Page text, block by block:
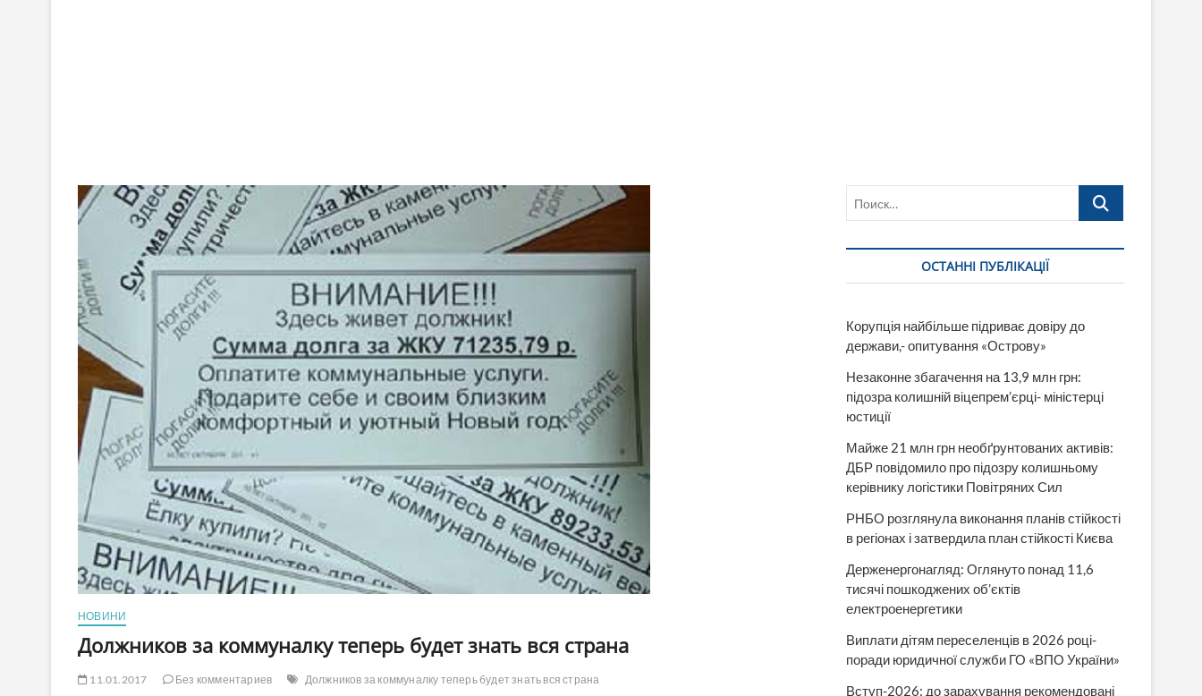
НОВИНИ
Должников за коммуналку теперь будет знать вся страна
11.01.2017 Без комментариев Должников за коммуналку теперь будет знать вся страна
Поиск…
ОСТАННІ ПУБЛІКАЦІЇ
Корупція найбільше підриває довіру до
держави,- опитування «Острову»
Незаконне збагачення на 13,9 млн грн:
підозра колишній віцепрем’єрці- міністерці
юстиції
Майже 21 млн грн необґрунтованих активів:
ДБР повідомило про підозру колишньому
керівнику логістики Повітряних Сил
РНБО розглянула виконання планів стійкості
в регіонах і затвердила план стійкості Києва
Держенергонагляд: Оглянуто понад 11,6
тисячі пошкоджених об’єктів
електроенергетики
Виплати дітям переселенців в 2026 році-
поради юридичної служби ГО «ВПО України»
Вступ-2026: до зарахування рекомендовані